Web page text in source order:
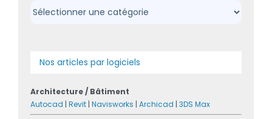
Catégories
Nos articles par logiciels
Architecture / Bâtiment
Autocad | Revit | Navisworks | Archicad | 3DS Max